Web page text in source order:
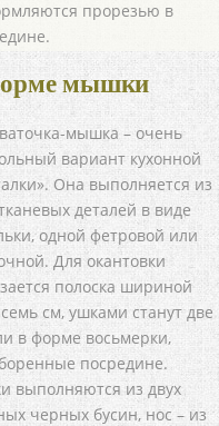
прорезью в
мышки
мышка – очень
вариант кухонной
Она выполняется из
деталей в виде
одной фетровой или
Для окантовки
полоска шириной
см, ушками станут две
в форме восьмерки,
посредине.
выполняются из двух
черных бусин, нос – из